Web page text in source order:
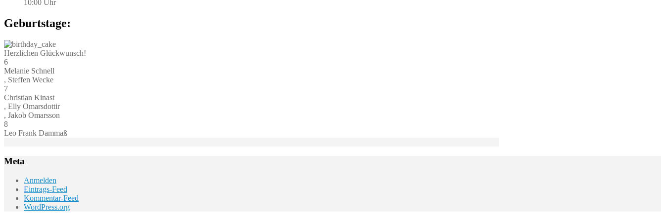
10:00 Uhr
Geburtstage:
Herzlichen Glückwunsch!
6
Melanie Schnell
, Steffen Wecke
7
Christian Kinast
, Elly Omarsdottir
, Jakob Omarsson
8
Leo Frank Dammaß
Meta
Anmelden
Eintrags-Feed
Kommentar-Feed
WordPress.org